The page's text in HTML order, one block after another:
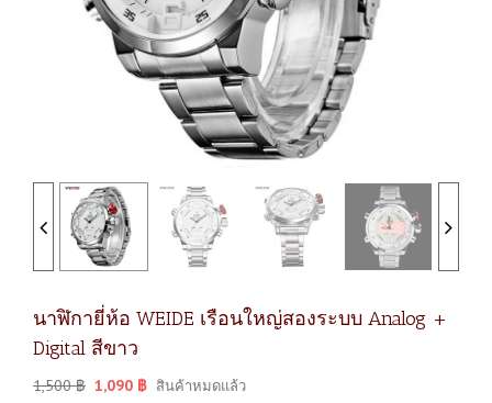
นาฬิกายี่ห้อ WEIDE เรือนใหญ่สองระบบ Analog +
Digital สีขาว
1,500฿ 1,090 ฿ สินค้าหมดแล้ว